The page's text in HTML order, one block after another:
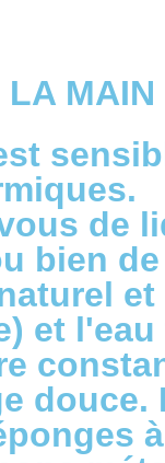
LA MAIN
de
bien
et
et l'eau
douce.